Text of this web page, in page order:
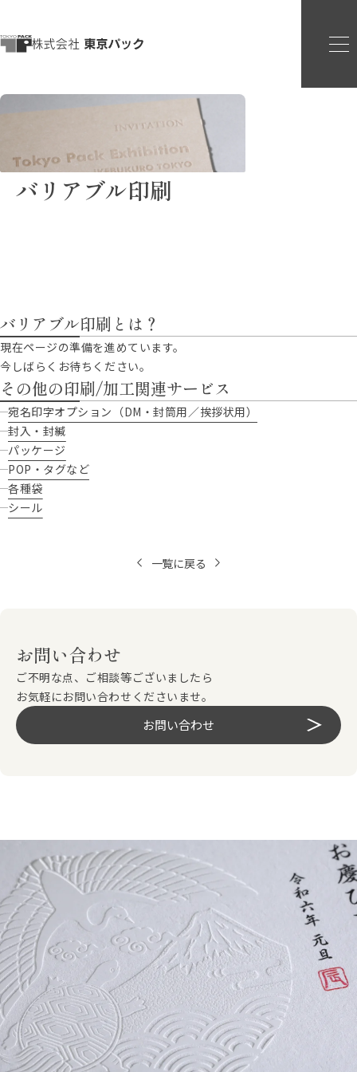
バリアブル印刷
バリアブル印刷とは？
現在ページの準備を進めています。
今しばらくお待ちください。
その他の印刷/加工関連サービス
宛名印字オプション（DM・封筒用／挨拶状用）
封入・封緘
パッケージ
POP・タグなど
各種袋
シール
一覧に戻る
お問い合わせ
ご不明な点、ご相談等ございましたら
お気軽にお問い合わせくださいませ。
お問い合わせ